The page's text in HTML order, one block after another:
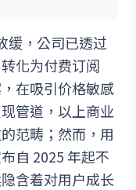
缓，公司已透过
化为付费订阅
在吸引价格敏感
管道，以上商业
范畴；然而，用
自 2025 年起不
含着对用户成长